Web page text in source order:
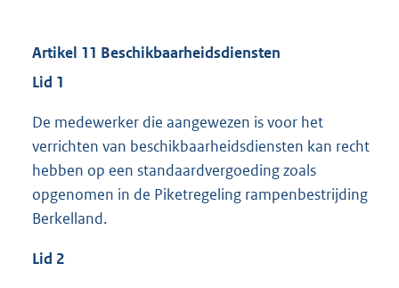
Artikel 11 Beschikbaarheidsdiensten
Lid 1
De medewerker die aangewezen is voor het
verrichten van beschikbaarheidsdiensten kan recht
hebben op een standaardvergoeding zoals
opgenomen in de Piketregeling rampenbestrijding
Berkelland.
Lid 2